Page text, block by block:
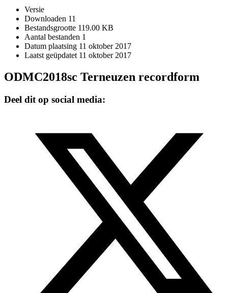
Versie
Downloaden 11
Bestandsgrootte 119.00 KB
Aantal bestanden 1
Datum plaatsing 11 oktober 2017
Laatst geüpdatet 11 oktober 2017
ODMC2018sc Terneuzen recordform
Deel dit op social media: